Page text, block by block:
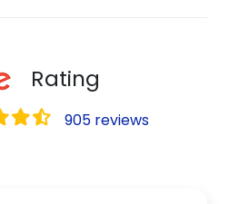
Rating
905 reviews